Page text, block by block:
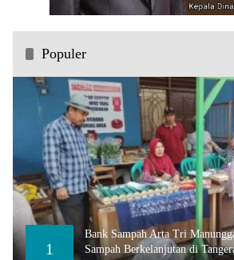
Populer
1
Bank Sampah Arta Tri
Sampah Berkelanjutan di